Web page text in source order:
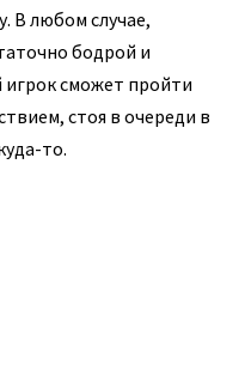
В любом случае,
бодрой и
сможет пройти
стоя в очереди в
то.